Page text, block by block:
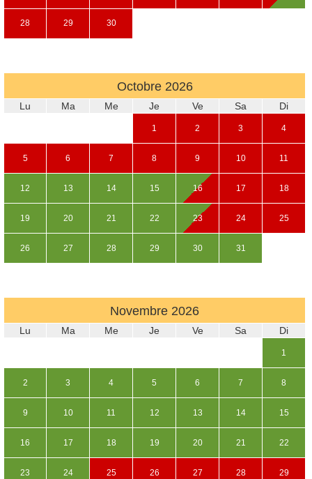
28 29 30
Octobre 2026
Lu Ma Me Je Ve Sa Di
1 2 3 4
5 6 7 8 9 10 11
12 13 14 15 16 17 18
19 20 21 22 23 24 25
26 27 28 29 30 31
Novembre 2026
Lu Ma Me Je Ve Sa Di
1
2 3 4 5 6 7 8
9 10 11 12 13 14 15
16 17 18 19 20 21 22
23 24 25 26 27 28 29